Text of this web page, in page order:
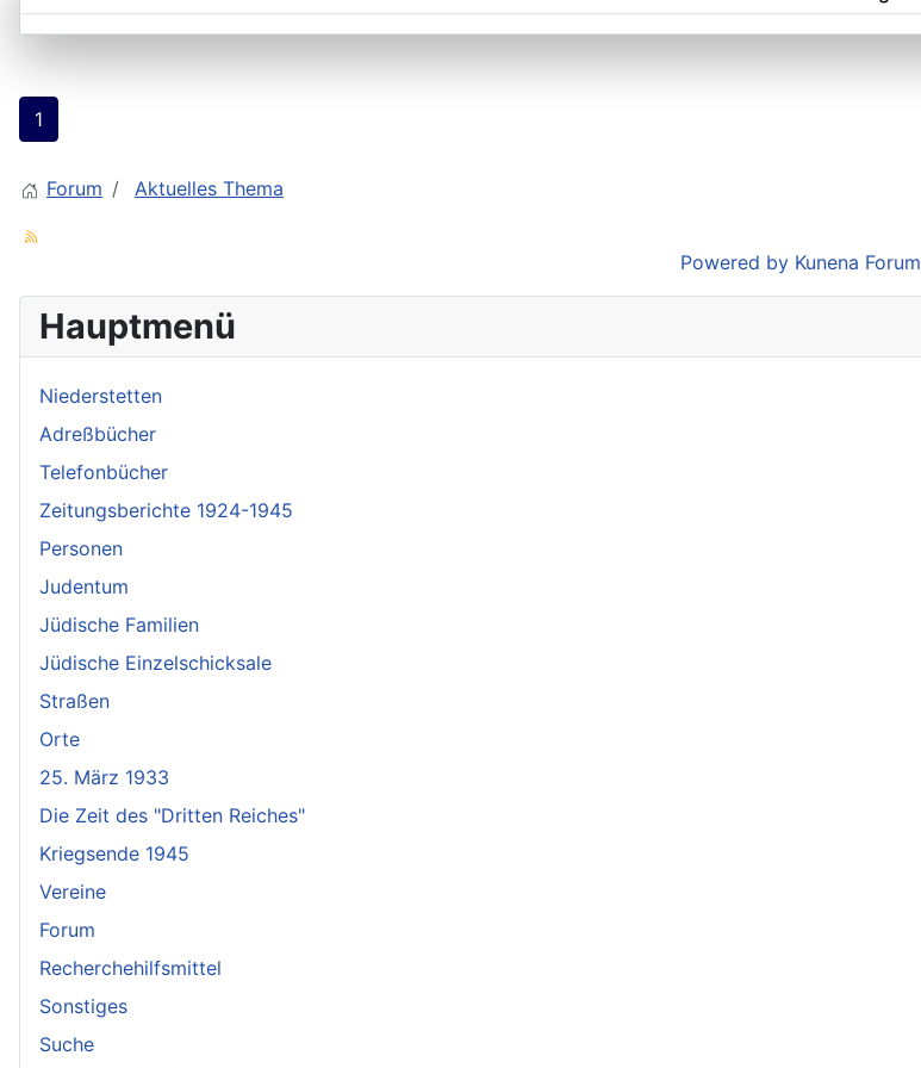
1
Forum Aktuelles Thema
Powered by Kunena Forum
Hauptmenü
Niederstetten
Adreßbücher
Telefonbücher
Zeitungsberichte 1924-1945
Personen
Judentum
Jüdische Familien
Jüdische Einzelschicksale
Straßen
Orte
25. März 1933
Die Zeit des "Dritten Reiches"
Kriegsende 1945
Vereine
Forum
Recherchehilfsmittel
Sonstiges
Suche